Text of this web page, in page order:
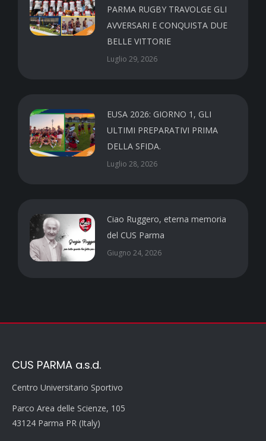
PARMA RUGBY TRAVOLGE GLI
AVVERSARI E CONQUISTA DUE
BELLE VITTORIE
Luglio 29, 2026
EUSA 2026: GIORNO 1, GLI
ULTIMI PREPARATIVI PRIMA
DELLA SFIDA.
Luglio 28, 2026
Ciao Ruggero, eterna memoria
del CUS Parma
Giugno 24, 2026
CUS PARMA a.s.d.
Centro Universitario Sportivo
Parco Area delle Scienze, 105
43124 Parma PR (Italy)